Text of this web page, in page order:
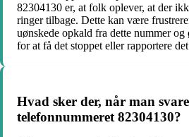
82304130 er, at folk oplever, at der
ringer tilbage. Dette kan være
uønskede opkald fra dette nummer og
for at få det stoppet eller rapportere
Hvad sker der, når man
telefonnummeret 82304130?